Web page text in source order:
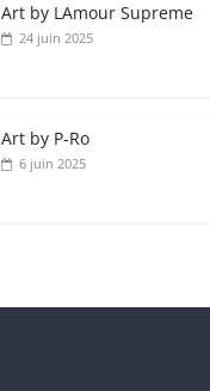
Art by LAmour Supreme
24 juin 2025
Art by P‑Ro
6 juin 2025